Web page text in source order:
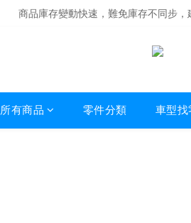
商品庫存變動快速，難免庫存不同步
商品庫存變動快速，難免庫存不同步
所有商品 零件分類 車型找